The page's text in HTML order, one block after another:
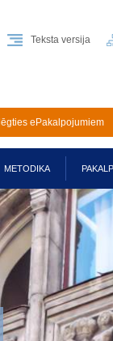
Teksta versija
ePakalpojumiem
METODIKA